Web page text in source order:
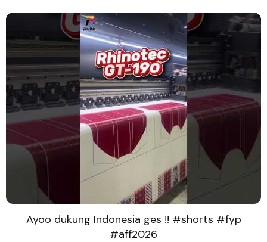
Ayoo dukung Indonesia ges !! #shorts #fyp
#aff2026